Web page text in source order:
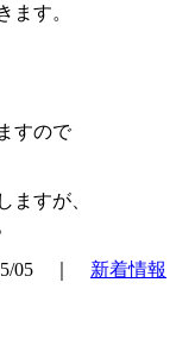
ます。
すので
ますが、
05 ｜ 新着情報